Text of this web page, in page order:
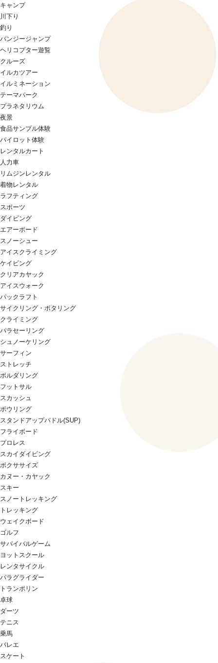
キャンプ
川下り
釣り
バンジージャンプ
ヘリコプター遊覧
クルーズ
イルカツアー
イルミネーション
テーマパーク
プラネタリウム
夜景
食品サンプル体験
パイロット体験
レンタルカート
人力車
リムジンレンタル
着物レンタル
ラフティング
スポーツ
ダイビング
エアーボード
スノーシュー
アイスクライミング
ケイビング
クリアカヤック
アイスウォーク
パックラフト
サイクリング・ポタリング
クライミング
パラセーリング
シュノーケリング
サーフィン
ストレッチ
ボルダリング
フットサル
スカッシュ
ボウリング
スタンドアップパドル(SUP)
フライボード
プロレス
スカイダイビング
ボクササイズ
カヌー・カヤック
スキー
スノートレッキング
トレッキング
ウェイクボード
ゴルフ
サバイバルゲーム
ヨットスクール
レンタサイクル
パラグライダー
トランポリン
卓球
ダーツ
テニス
乗馬
バレエ
スケート